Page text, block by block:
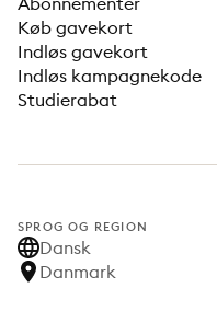
Køb gavekort
Indløs gavekort
Indløs kampagnekode
Studierabat
SPROG OG REGION
Dansk
Danmark